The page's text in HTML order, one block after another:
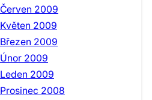
Červen 2009
Květen 2009
Březen 2009
Únor 2009
Leden 2009
Prosinec 2008